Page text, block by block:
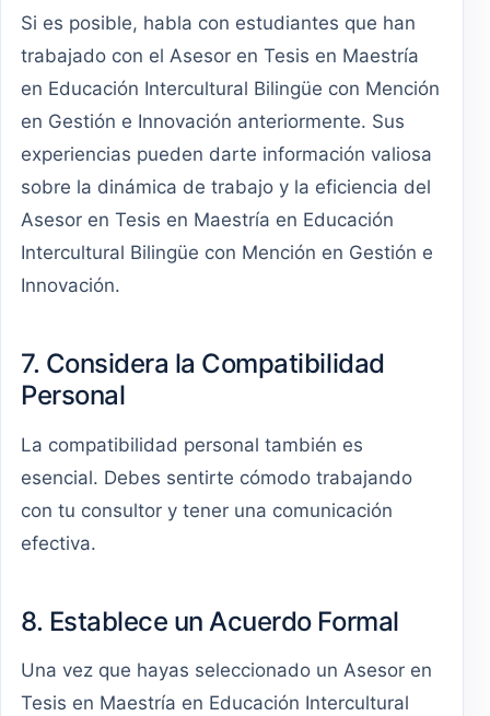
Si es posible, habla con estudiantes que han
trabajado con el Asesor en Tesis en Maestría
en Educación Intercultural Bilingüe con Mención
en Gestión e Innovación anteriormente. Sus
experiencias pueden darte información valiosa
sobre la dinámica de trabajo y la eficiencia del
Asesor en Tesis en Maestría en Educación
Intercultural Bilingüe con Mención en Gestión e
Innovación.
7. Considera la Compatibilidad
Personal
La compatibilidad personal también es
esencial. Debes sentirte cómodo trabajando
con tu consultor y tener una comunicación
efectiva.
8. Establece un Acuerdo Formal
Una vez que hayas seleccionado un Asesor en
Tesis en Maestría en Educación Intercultural